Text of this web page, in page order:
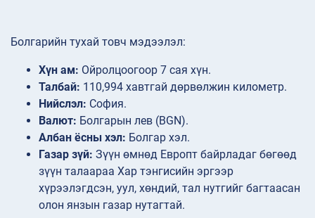
Болгарийн тухай товч мэдээлэл:
Хүн ам: Ойролцоогоор 7 сая хүн.
Талбай: 110,994 хавтгай дөрвөлжин километр.
Нийслэл: София.
Валют: Болгарын лев (BGN).
Албан ёсны хэл: Болгар хэл.
Газар зүй: Зүүн өмнөд Европт байрладаг бөгөөд
зүүн талаараа Хар тэнгисийн эргээр
хүрээлэгдсэн, уул, хөндий, тал нутгийг багтаасан
олон янзын газар нутагтай.